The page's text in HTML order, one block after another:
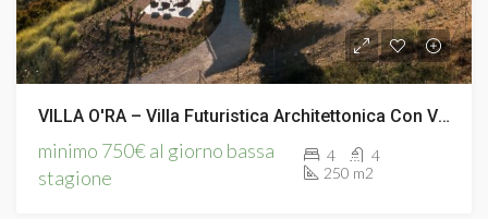
VILLA O'RA – Villa Futuristica Architettonica Con Vista Sul Mare
minimo 750€ al giorno bassa
stagione
4
4
250 m2